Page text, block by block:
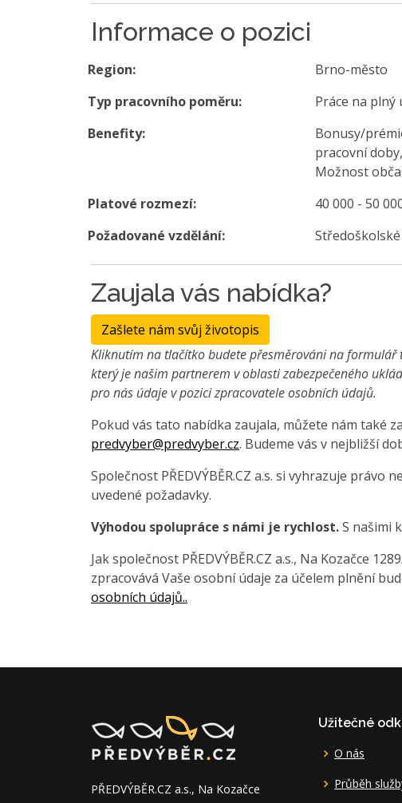
Informace o pozici
Region:
Brno-město
Typ pracovního poměru:
Práce na plný
Benefity:
Bonusy/
pracovní
Možnost
Platové rozmezí:
40 000 - 50
Požadované vzdělání:
Zaujala vás nabídka?
Zašlete nám svůj životopis
Kliknutím na tlačítko budete přesměrováni na formulář
který je našim partnerem v oblasti zabezpečeného
pro nás údaje v pozici zpracovatele osobních údajů.
Pokud vás tato nabídka zaujala, můžete nám také
predvyber@predvyber.cz. Budeme vás v nejbližší
Společnost PŘEDVÝBĚR.CZ a.s. si vyhrazuje
uvedené požadavky.
Výhodou spolupráce s námi je rychlost.S našimi
Jak společnost PŘEDVÝBĚR.CZ a.s., Na Kozačce
zpracovává Vaše osobní údaje za účelem plnění
osobních údajů..
PŘEDVÝBĚR.CZ a.s., Na Kozačce
Užitečné
O nás
Průběh